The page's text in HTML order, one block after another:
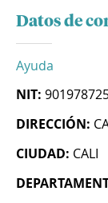
Datos de
Ayuda
NIT:
DIRECCIÓN:
CIUDAD: CALI